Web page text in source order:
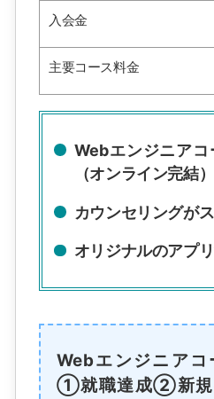
入会金
主要コース料金
Webエンジニア
（オンライン完結）
カウンセリングが
オリジナルのアプ
Webエンジニアコ
①就職達成②新規